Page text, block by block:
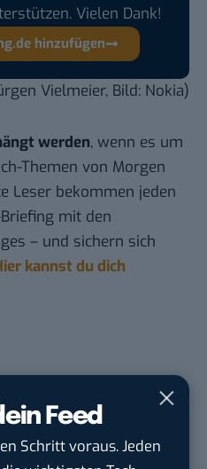
Feed
Schritt voraus. Jeden
Vielen Dank!
hinzufügen
Vielmeier, Bild: Nokia)
werden, wenn es um
Themen von Morgen
Leser bekommen jeden
Briefing mit den
– und sichern sich
kannst du dich
GmbH inDüsseldorf
und Projektmanager